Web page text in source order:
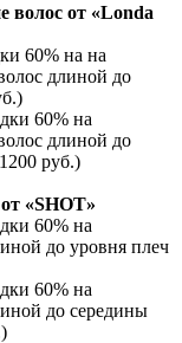
волос от «Londa
60% на на
длиной до
60% на
длиной до
руб.)
«SHOT»
60% на
до уровня плеч
60% на
до середины